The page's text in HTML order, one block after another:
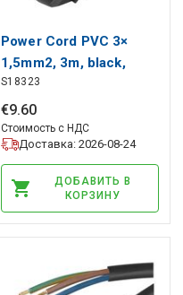
Power Cord PVC 3×
1,5mm2, 3m, black,
EMOS
S18323
€9.60
Стоимость с НДС
Доставка: 2026-08-24
ДОБАВИТЬ В
КОРЗИНУ